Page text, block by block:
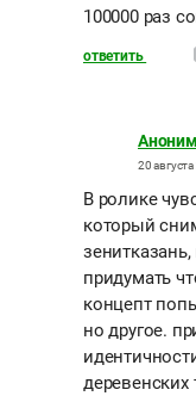
100000 раз
ответить
20
В ролике
который
придумать
концепт
но другое.